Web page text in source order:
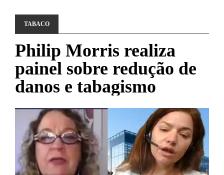
TABACO
Philip Morris realiza
painel sobre redução de
danos e tabagismo